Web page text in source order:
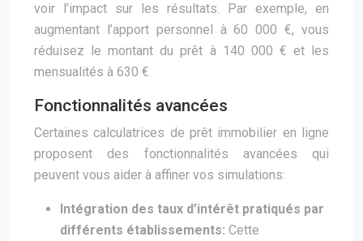
voir l’impact sur les résultats. Par exemple, en
augmentant l’apport personnel à 60 000 €, vous
réduisez le montant du prêt à 140 000 € et les
mensualités à 630 €.
Fonctionnalités avancées
Certaines calculatrices de prêt immobilier en ligne
proposent des fonctionnalités avancées qui
peuvent vous aider à affiner vos simulations:
Intégration des taux d’intérêt pratiqués par
différents établissements: Cette